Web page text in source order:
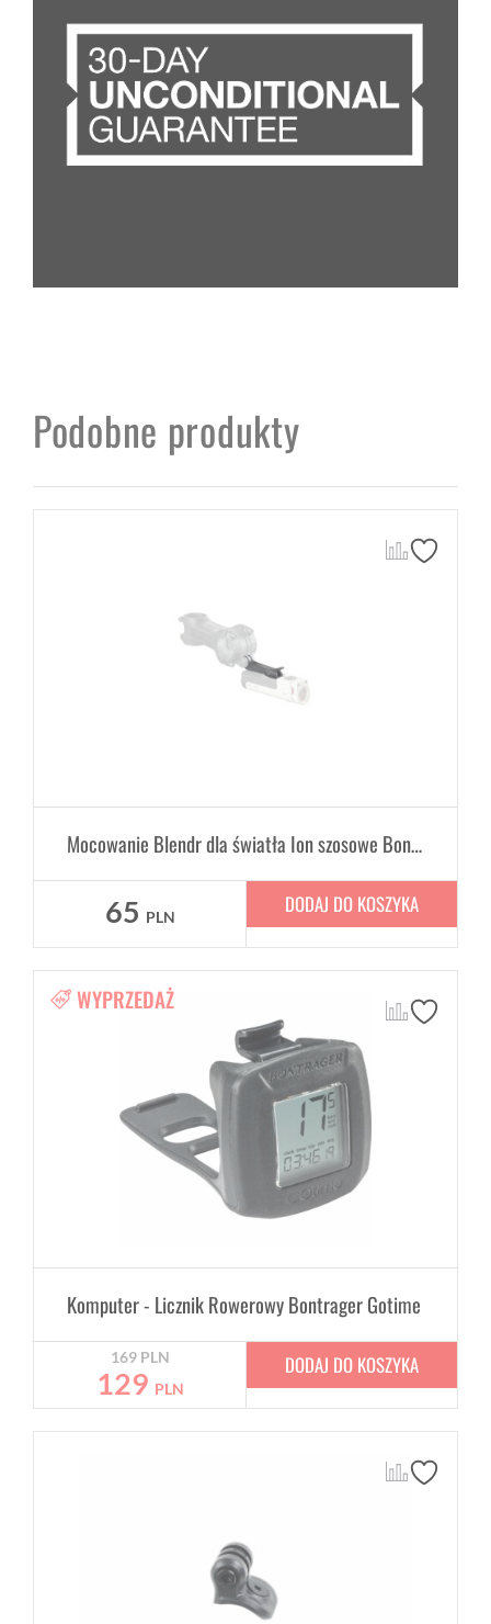
Podobne produkty
Mocowanie Blendr dla światła Ion szosowe Bontrager
65 PLN DODAJ DO KOSZYKA
WYPRZEDAŻ
Komputer - Licznik Rowerowy Bontrager Gotime
169 PLN
129 PLN
DODAJ DO KOSZYKA